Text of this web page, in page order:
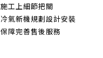
施工上細節把關
冷氣新機規劃設計安裝
保障完善售後服務